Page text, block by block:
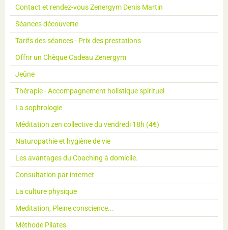
Contact et rendez-vous Zenergym Denis Martin
Séances découverte
Tarifs des séances - Prix des prestations
Offrir un Chèque Cadeau Zenergym
Jeûne
Thérapie - Accompagnement holistique spirituel
La sophrologie
Méditation zen collective du vendredi 18h (4€)
Naturopathie et hygiène de vie
Les avantages du Coaching à domicile.
Consultation par internet
La culture physique
Meditation, Pleine conscience...
Méthode Pilates